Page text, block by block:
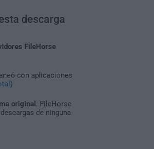
descarga
FileHorse
con aplicaciones
)
original
. FileHorse
de ninguna